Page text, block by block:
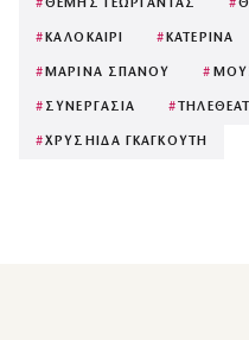
#ΘΕΜΗΣ ΓΕΩΡΓΑΝΤΑΣ #
# ΚΑΛΟΚΑΙΡΙ # ΚΑΤΕΡΙΝΑ
# ΜΑΡΙΝΑ ΣΠΑΝΟΥ #
# ΣΥΝΕΡΓΑΣΙΑ #
#ΧΡΥΣΗΙΔΑ ΓΚΑΓΚΟΥΤΗ